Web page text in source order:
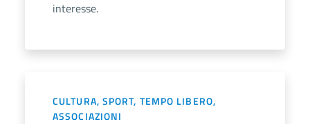
interesse.
CULTURA, SPORT, TEMPO LIBERO,
ASSOCIAZIONI